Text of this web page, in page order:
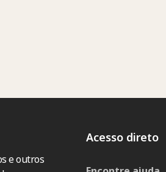
e outros
Acesso direto